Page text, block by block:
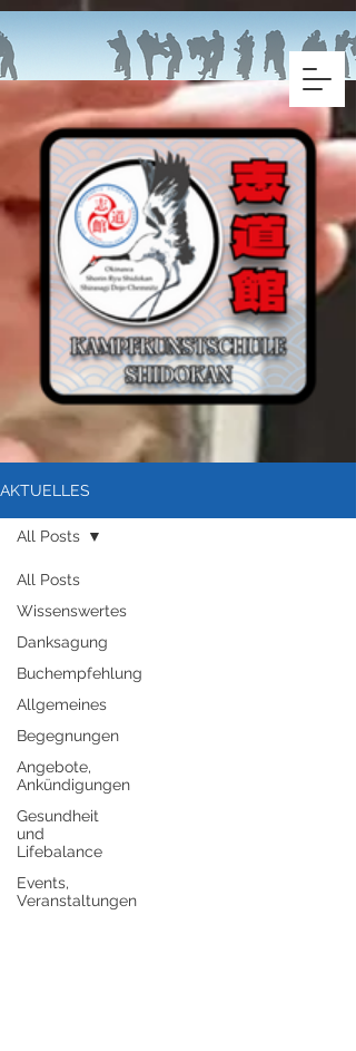
AKTUELLES
All Posts
Wissenswertes
Danksagung
Buchempfehlung
Allgemeines
Begegnungen
Angebote,
Ankündigungen
Gesundheit
und
Lifebalance
Events,
Veranstaltungen
All Posts